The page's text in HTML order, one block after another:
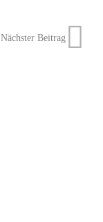
Nächster Beitrag